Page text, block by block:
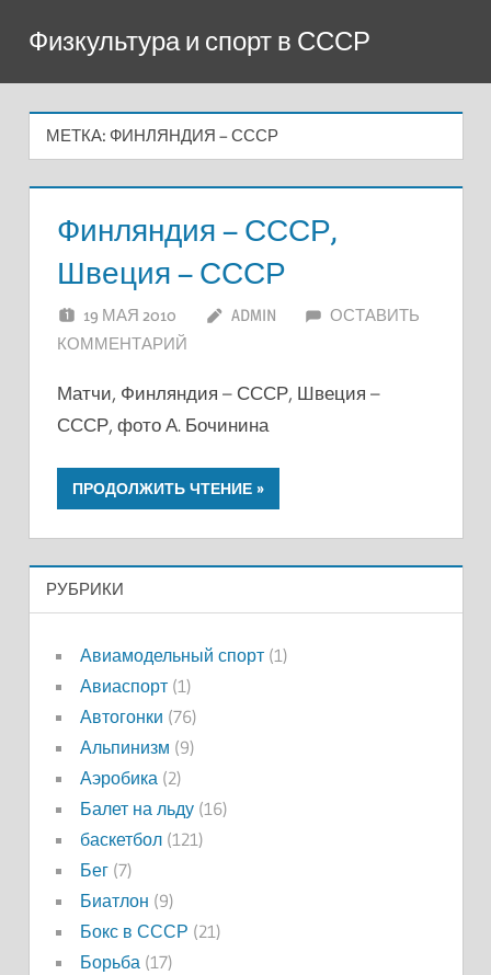
содержимому
Физкультура и спорт в СССР
МЕТКА: ФИНЛЯНДИЯ – СССР
Финляндия – СССР,
Швеция – СССР
19 МАЯ 2010 ADMIN
ОСТАВИТЬ
КОММЕНТАРИЙ
Матчи, Финляндия – СССР, Швеция –
СССР, фото А. Бочинина
ПРОДОЛЖИТЬ ЧТЕНИЕ
РУБРИКИ
Авиамодельный спорт(1)
Авиаспорт(1)
Автогонки (76)
Альпинизм (9)
Аэробика(2)
Балет на льду(16)
баскетбол(121)
Бег(7)
Биатлон (9)
Бокс в СССР (21)
Борьба(17)